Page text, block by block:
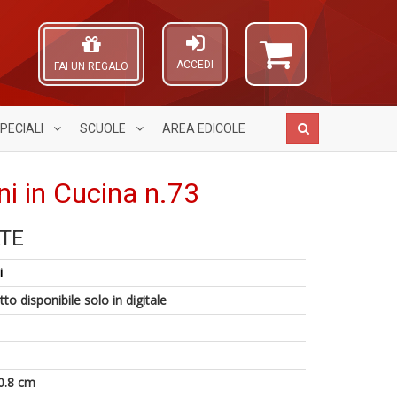
ACCEDI
FAI UN REGALO
SCUOLE AREA EDICOLE
in Cucina n.73
disponibile solo in digitale
cm